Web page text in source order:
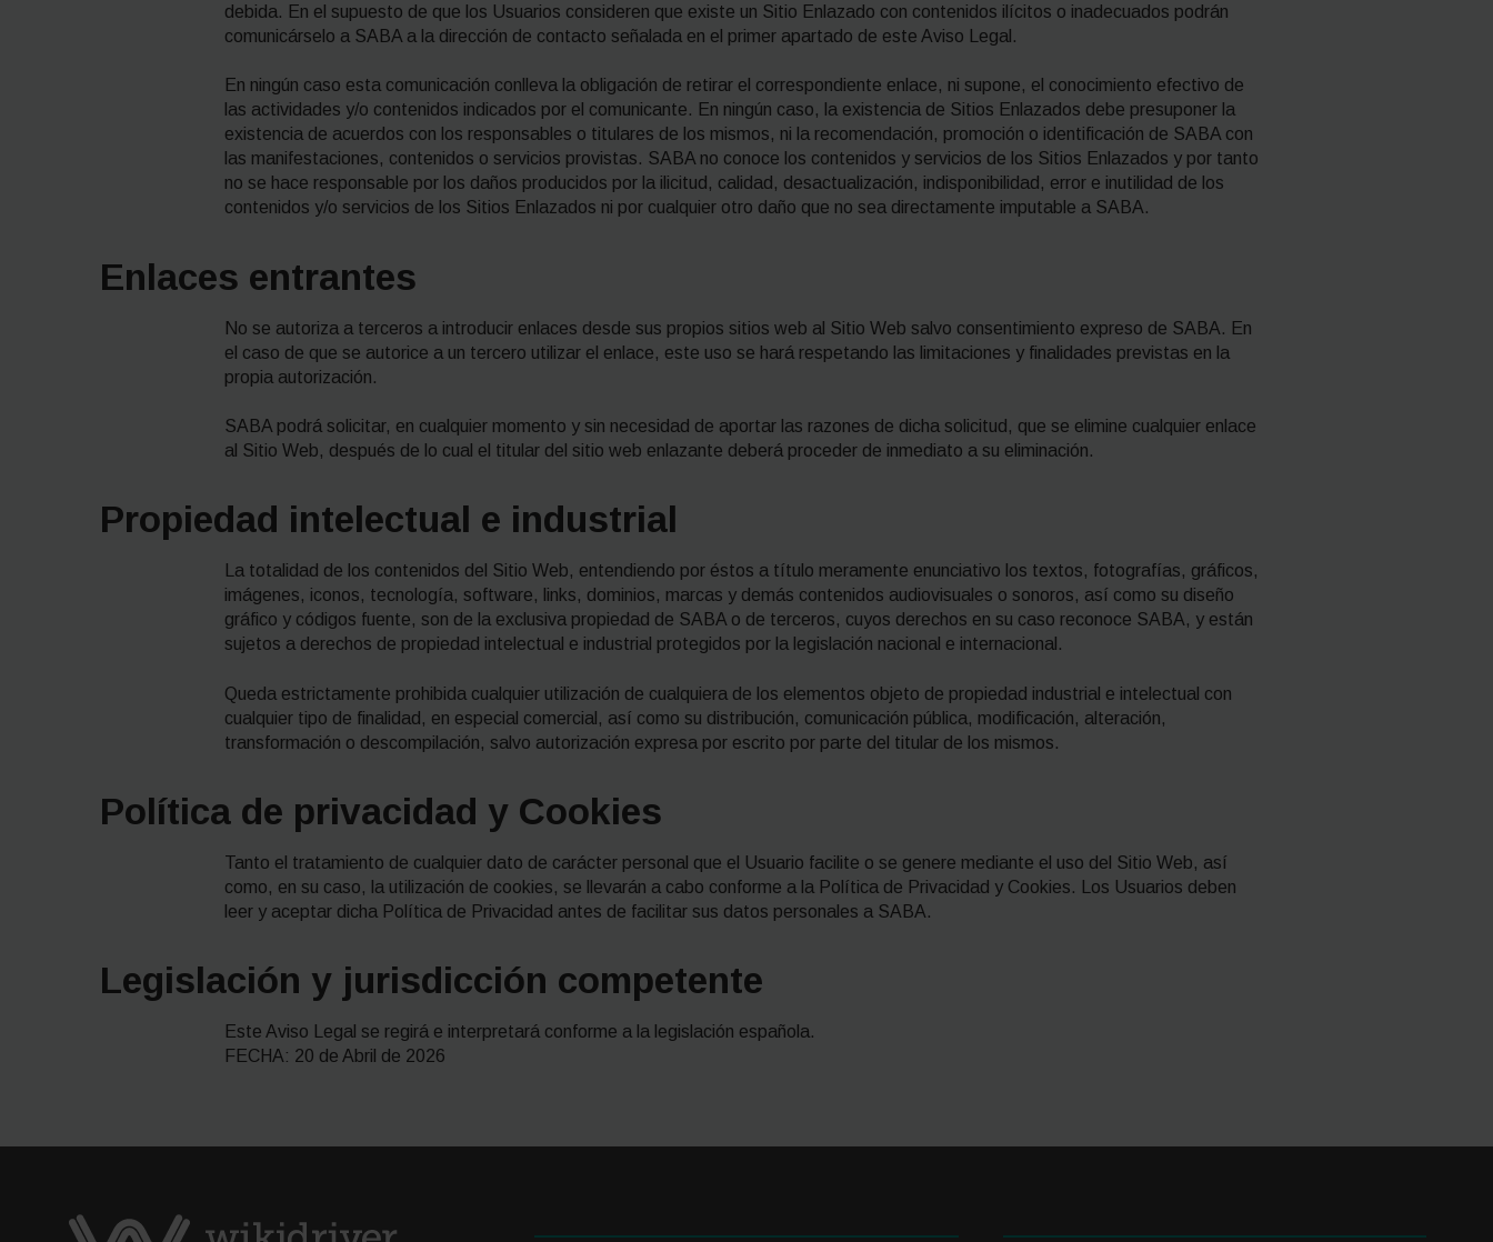
debida. En el supuesto de que los Usuarios consideren que existe un Sitio Enlazado con contenidos ilícitos o inadecuados podrán
comunicárselo a SABA a la dirección de contacto señalada en el primer apartado de este Aviso Legal.
En ningún caso esta comunicación conlleva la obligación de retirar el correspondiente enlace, ni supone, el conocimiento efectivo de
las actividades y/o contenidos indicados por el comunicante. En ningún caso, la existencia de Sitios Enlazados debe presuponer la
existencia de acuerdos con los responsables o titulares de los mismos, ni la recomendación, promoción o identificación de SABA con
las manifestaciones, contenidos o servicios provistas. SABA no conoce los contenidos y servicios de los Sitios Enlazados y por tanto
no se hace responsable por los daños producidos por la ilicitud, calidad, desactualización, indisponibilidad, error e inutilidad de los
contenidos y/o servicios de los Sitios Enlazados ni por cualquier otro daño que no sea directamente imputable a SABA.
Enlaces entrantes
No se autoriza a terceros a introducir enlaces desde sus propios sitios web al Sitio Web salvo consentimiento expreso de SABA. En
el caso de que se autorice a un tercero utilizar el enlace, este uso se hará respetando las limitaciones y finalidades previstas en la
propia autorización.
SABA podrá solicitar, en cualquier momento y sin necesidad de aportar las razones de dicha solicitud, que se elimine cualquier enlace
al Sitio Web, después de lo cual el titular del sitio web enlazante deberá proceder de inmediato a su eliminación.
Propiedad intelectual e industrial
La totalidad de los contenidos del Sitio Web, entendiendo por éstos a título meramente enunciativo los textos, fotografías, gráficos,
imágenes, iconos, tecnología, software, links, dominios, marcas y demás contenidos audiovisuales o sonoros, así como su diseño
gráfico y códigos fuente, son de la exclusiva propiedad de SABA o de terceros, cuyos derechos en su caso reconoce SABA, y están
sujetos a derechos de propiedad intelectual e industrial protegidos por la legislación nacional e internacional.
Queda estrictamente prohibida cualquier utilización de cualquiera de los elementos objeto de propiedad industrial e intelectual con
cualquier tipo de finalidad, en especial comercial, así como su distribución, comunicación pública, modificación, alteración,
transformación o descompilación, salvo autorización expresa por escrito por parte del titular de los mismos.
Política de privacidad y Cookies
Tanto el tratamiento de cualquier dato de carácter personal que el Usuario facilite o se genere mediante el uso del Sitio Web, así
como, en su caso, la utilización de cookies, se llevarán a cabo conforme a la Política de Privacidad y Cookies. Los Usuarios deben
leer y aceptar dicha Política de Privacidad antes de facilitar sus datos personales a SABA.
Legislación y jurisdicción competente
Este Aviso Legal se regirá e interpretará conforme a la legislación española.
FECHA: 20 de Abril de 2026